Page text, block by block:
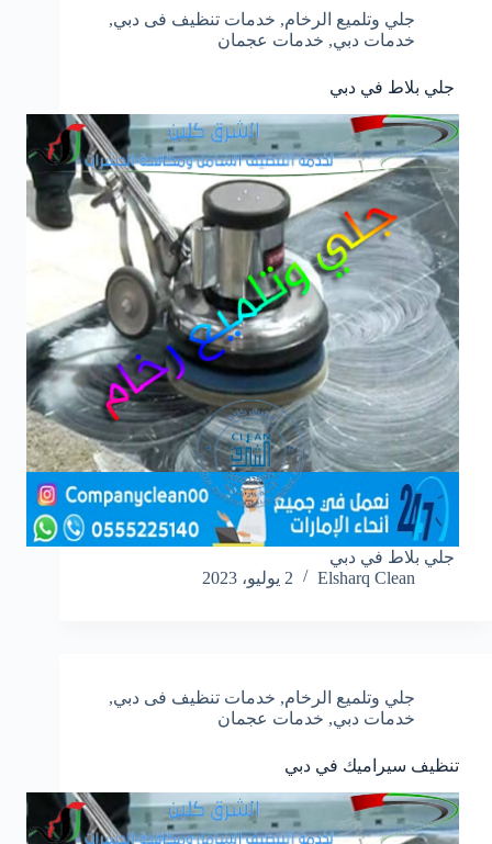
جلي وتلميع الرخام, خدمات تنظيف فى دبي,
خدمات دبي, خدمات عجمان
جلي بلاط في دبي
جلي بلاط في دبي
Elsharq Clean
2 يوليو، 2023
جلي وتلميع الرخام, خدمات تنظيف فى دبي,
خدمات دبي, خدمات عجمان
تنظيف سيراميك في دبي